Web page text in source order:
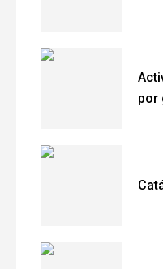
por